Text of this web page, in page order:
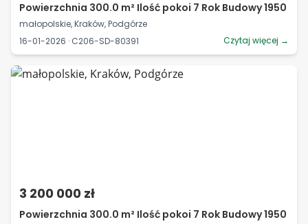
Powierzchnia 300.0 m² Ilość pokoi 7 Rok Budowy 1950
małopolskie, Kraków, Podgórze
16-01-2026 · C206-SD-80391
Czytaj więcej →
3 200 000 zł
Powierzchnia 300.0 m² Ilość pokoi 7 Rok Budowy 1950